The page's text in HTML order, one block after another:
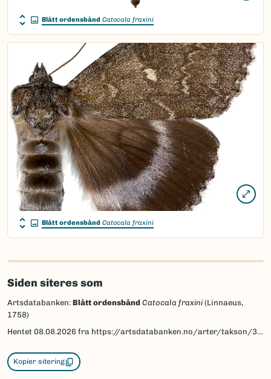
Blått ordensbånd Catocala fraxini
Blått ordensbånd Catocala fraxini
Siden siteres som
Artsdatabanken: Blått ordensbånd Catocala fraxini (Linnaeus,
1758)
Hentet 08.08.2026 fra https://artsdatabanken.no/arter/takson/30442
Kopier sitering